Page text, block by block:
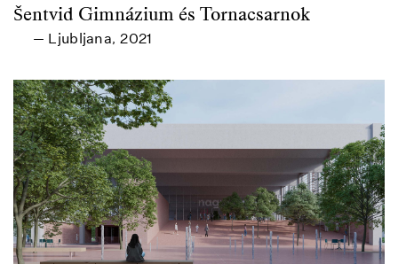
Šentvid Gimnázium és Tornacsarnok
— Ljubljana, 2021